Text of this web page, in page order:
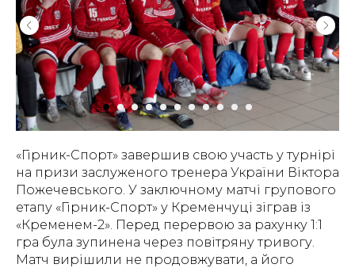
«Гірник-Спорт» завершив свою участь у турнірі
на призи заслуженого тренера України Віктора
Пожечевського. У заключному матчі групового
етапу «Гірник-Спорт» у Кременчуці зіграв із
«Кременем-2». Перед перервою за рахунку 1:1
гра була зупинена через повітряну тривогу.
Матч вирішили не продовжувати, а його